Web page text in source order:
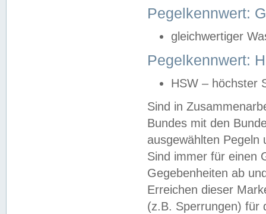
Pegelkennwert:
gleichwertiger
Pegelkennwert:
HSW – höchster
Sind in
Bundes mit den
ausgewählten
Sind immer für einen
Gegebenheiten ab
Erreichen dieser
(z.B. Sperrungen) für